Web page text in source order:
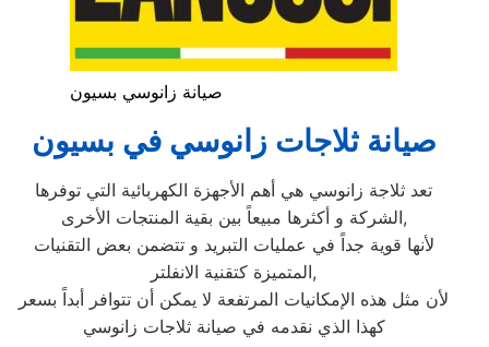
صيانة زانوسي بسيون
صيانة ثلاجات زانوسي في بسيون
تعد ثلاجة زانوسي هي أهم الأجهزة الكهربائية التي توفرها
الشركة و أكثرها مبيعاً بين بقية المنتجات الأخرى,
لأنها قوية جداً في عمليات التبريد و تتضمن بعض التقنيات
المتميزة كتقنية الانفلتر,
لأن مثل هذه الإمكانيات المرتفعة لا يمكن أن تتوافر أبداً بسعر
كهذا الذي نقدمه في صيانة ثلاجات زانوسي